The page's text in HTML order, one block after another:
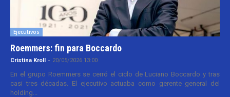
Ejecutivos
Roemmers: fin para Boccardo
Cristina Kroll - 20/05/2026 13:00
En el grupo Roemmers se cerró el ciclo de Luciano Boccardo y tras
casi tres décadas. El ejecutivo actuaba como gerente general del
holding...